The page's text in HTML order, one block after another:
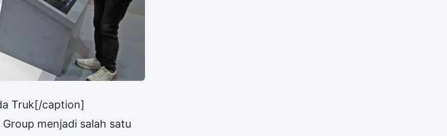
Truk[/caption]
menjadi salah satu